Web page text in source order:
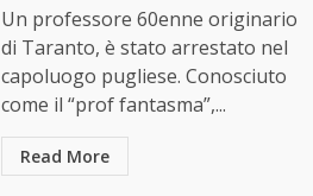
Un professore 60enne originario
di Taranto, è stato arrestato nel
capoluogo pugliese. Conosciuto
come il “prof fantasma”,...
Read More